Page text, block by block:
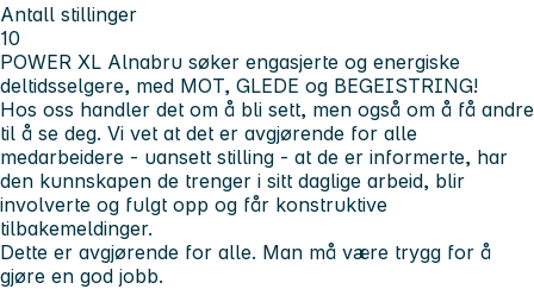
Antall stillinger
10
POWER XL Alnabru søker engasjerte og energiske
deltidsselgere, med MOT, GLEDE og BEGEISTRING!
Hos oss handler det om å bli sett, men også om å få andre
til å se deg. Vi vet at det er avgjørende for alle
medarbeidere - uansett stilling - at de er informerte, har
den kunnskapen de trenger i sitt daglige arbeid, blir
involverte og fulgt opp og får konstruktive
tilbakemeldinger.
Dette er avgjørende for alle. Man må være trygg for å
gjøre en god jobb.